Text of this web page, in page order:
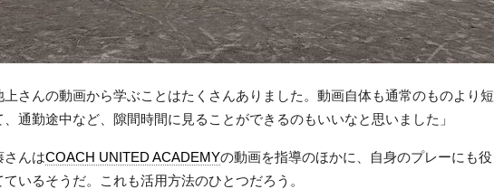
上さんの動画から学ぶことはたくさんありました。動画自体も通常のものより短
、通勤途中など、隙間時間に見ることができるのもいいなと思いました」
さんはCOACH UNITED ACADEMYの動画を指導のほかに、自身のプレーにも役
ているそうだ。これも活用方法のひとつだろう。